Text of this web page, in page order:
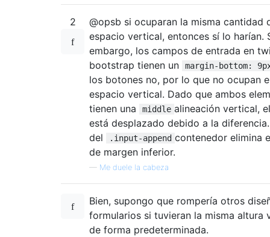
2
@opsb si ocuparan la misma cantidad
espacio vertical, entonces sí lo harían.
embargo, los campos de entrada en
bootstrap tienen un
margin-bottom:
los botones no, por lo que no ocupan
espacio vertical. Dado que ambos
tienen una
middle alineación vertical,
está desplazado debido a la
del
.input-append contenedor elimina
de margen inferior.
— Me duele la cabeza
Bien, supongo que rompería otros
formularios si tuvieran la misma altura
de forma predeterminada.